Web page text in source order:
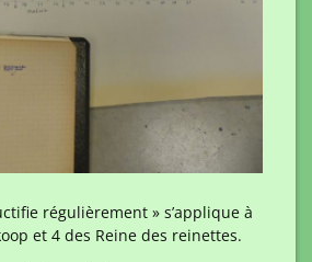
régulièrement » s’applique à
et 4 des Reine des reinettes.